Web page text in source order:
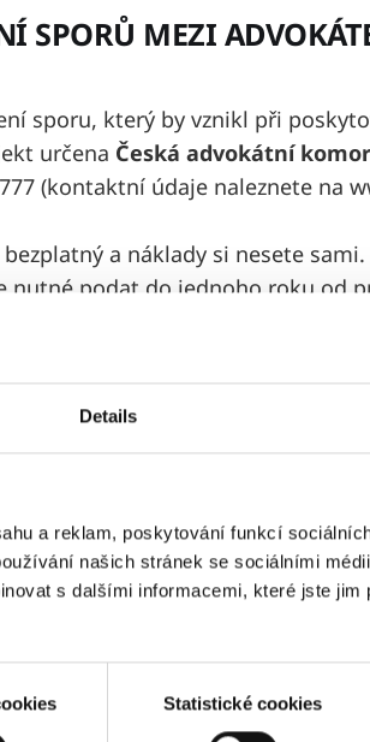
Details
a reklam, poskytování funkcí
našich stránek se sociálními
s dalšími informacemi, které jste
Statistické cookies
SPORŮ MEZI
sporu, který by vznikl při
určena Česká advokátní
(kontaktní údaje naleznete na
a náklady si nesete
nutné podat do jednoho roku od
PRÁV Z VADNÉHO
který vystupuje jako spotřebitel,
1992 Sb., o ochraně
zahrnuje i důležité informace o
Služeb.
Služby nebyly
uplatnit svá práva z vadného
vystavil písemný doklad o